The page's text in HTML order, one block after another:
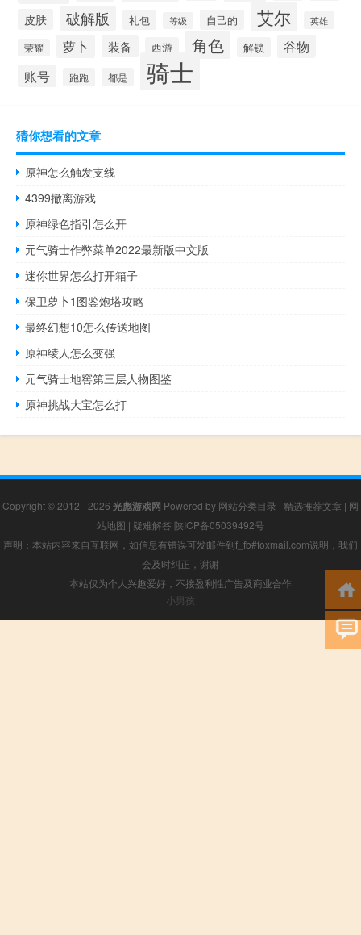
皮肤 破解版 礼包 等级 自己的 艾尔 英雄
荣耀 萝卜 装备 西游 角色 解锁 谷物
账号 跑跑 都是 骑士
猜你想看的文章
原神怎么触发支线
4399撤离游戏
原神绿色指引怎么开
元气骑士作弊菜单2022最新版中文版
迷你世界怎么打开箱子
保卫萝卜1图鉴炮塔攻略
最终幻想10怎么传送地图
原神绫人怎么变强
元气骑士地窖第三层人物图鉴
原神挑战大宝怎么打
Copyright © 2012 - 2026 光彪游戏网 Powered by 网站分类目录 | 精选推荐文章 | 网
站地图 | 疑难解答 陕ICP备05039492号
声明：本站内容来自互联网，如信息有错误可发邮件到f_fb#foxmail.com说明，我们
会及时纠正，谢谢
本站仅为个人兴趣爱好，不接盈利性广告及商业合作
小男孩